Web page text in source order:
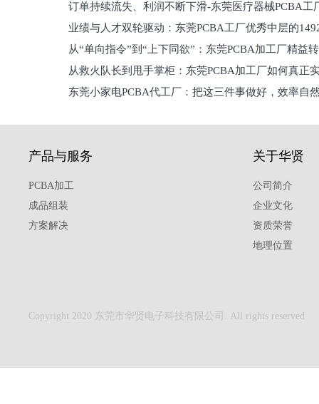
维锁客法则
订单持续流失、利润不断下滑-东莞医疗器械PCBA工
理死穴必须堵住
业绩与人才双轮驱动：东莞PCBA工厂优秀中层的
从“单向指令”到“上下同欲”：东莞PCBA加工厂精益
关键从救火队长到甩手掌柜：东莞PCBA加工厂如何真正
东莞小家电PCBA代工厂：把这三件事做好，效率自
产品与服务
PCBA加工
成品组装
方案解决
关于华贤
公司简介
企业文化
资质荣誉
地理位置
Copyright 2020 东莞市华贤电子科技有限公司. All rights reserved